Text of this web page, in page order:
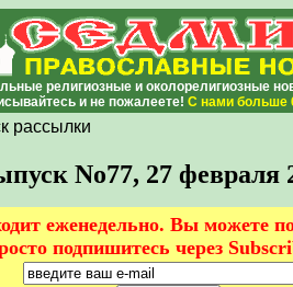
религиозные и околорелигиозные
и не пожалеете! С нами больше
рассылки
No77, 27 февраля
еженедельно. Вы можете
подпишитесь через